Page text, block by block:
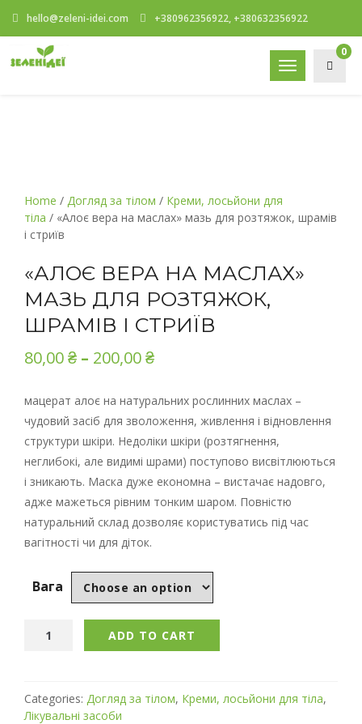
hello@zeleni-idei.com +380962356922, +380632356922
Toggle
navigation
0
Home / Догляд за тілом / Креми, лосьйони для
тіла / «Алоє вера на маслах» мазь для розтяжок, шрамів
і стриїв
«АЛОЄ ВЕРА НА МАСЛАХ»
МАЗЬ ДЛЯ РОЗТЯЖОК,
ШРАМІВ І СТРИЇВ
80,00₴ – 200,00₴
мацерат алоє на натуральних рослинних маслах –
чудовий засіб для зволоження, живлення і відновлення
структури шкіри. Недоліки шкіри (розтягнення,
неглибокі, але видимі шрами) поступово висвітлюються
і зникають. Маска дуже економна – вистачає надовго,
адже мажеться рівним тонким шаром. Повністю
натуральний склад дозволяє користуватись під час
вагітності чи для діток.
Вага
ADD TO CART
Categories: Догляд за тілом, Креми, лосьйони для тіла,
Лікувальні засоби